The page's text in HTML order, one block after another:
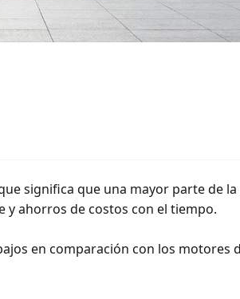
significa que una mayor parte de
y ahorros de costos con el tiempo.
en comparación con los motores